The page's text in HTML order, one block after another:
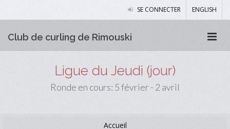
SE CONNECTER ENGLISH
Club de curling de Rimouski
Ligue du Jeudi (jour)
Ronde en cours: 5 février - 2 avril
Accueil